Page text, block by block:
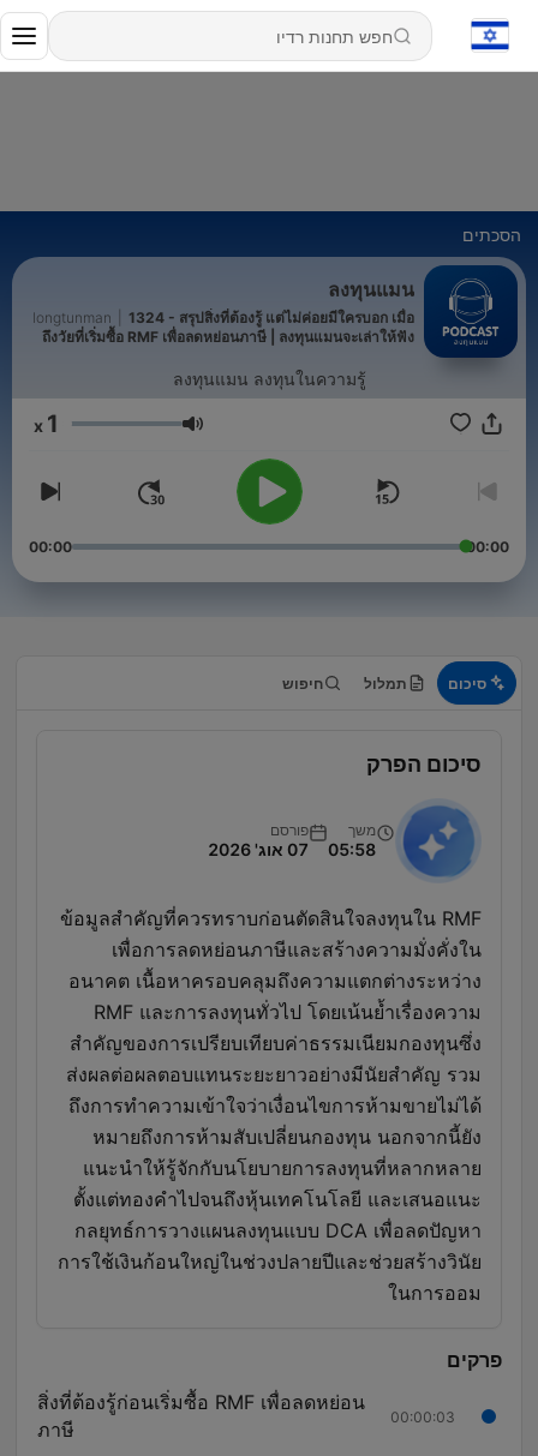
הסכתים
ลงทุนแมน
longtunman
1324 - สรุปสิ่งที่ต้องรู้ แต่ไม่ค่อยมีใครบอก เมื่อ
ถึงวัยที่เริ่มซื้อ RMF เพื่อลดหย่อนภาษี | ลงทุนแมนจะเล่าให้ฟัง
ลงทุนแมน ลงทุนในความรู้
עוצמת שמע 1
00:00
00:00
סיכום תמלול חיפוש
סיכום הפרק
משך
05:58
פורסם
07 אוג' 2026
ข้อมูลสำคัญที่ควรทราบก่อนตัดสินใจลงทุนใน RMF
เพื่อการลดหย่อนภาษีและสร้างความมั่งคั่งใน
อนาคต เนื้อหาครอบคลุมถึงความแตกต่างระหว่าง
RMF และการลงทุนทั่วไป โดยเน้นย้ำเรื่องความ
สำคัญของการเปรียบเทียบค่าธรรมเนียมกองทุนซึ่ง
ส่งผลต่อผลตอบแทนระยะยาวอย่างมีนัยสำคัญ รวม
ถึงการทำความเข้าใจว่าเงื่อนไขการห้ามขายไม่ได้
หมายถึงการห้ามสับเปลี่ยนกองทุน นอกจากนี้ยัง
แนะนำให้รู้จักกับนโยบายการลงทุนที่หลากหลาย
ตั้งแต่ทองคำไปจนถึงหุ้นเทคโนโลยี และเสนอแนะ
กลยุทธ์การวางแผนลงทุนแบบ DCA เพื่อลดปัญหา
การใช้เงินก้อนใหญ่ในช่วงปลายปีและช่วยสร้างวินัย
ในการออม
פרקים
00:00:03
สิ่งที่ต้องรู้ก่อนเริ่มซื้อ RMF เพื่อลดหย่อน
ภาษี